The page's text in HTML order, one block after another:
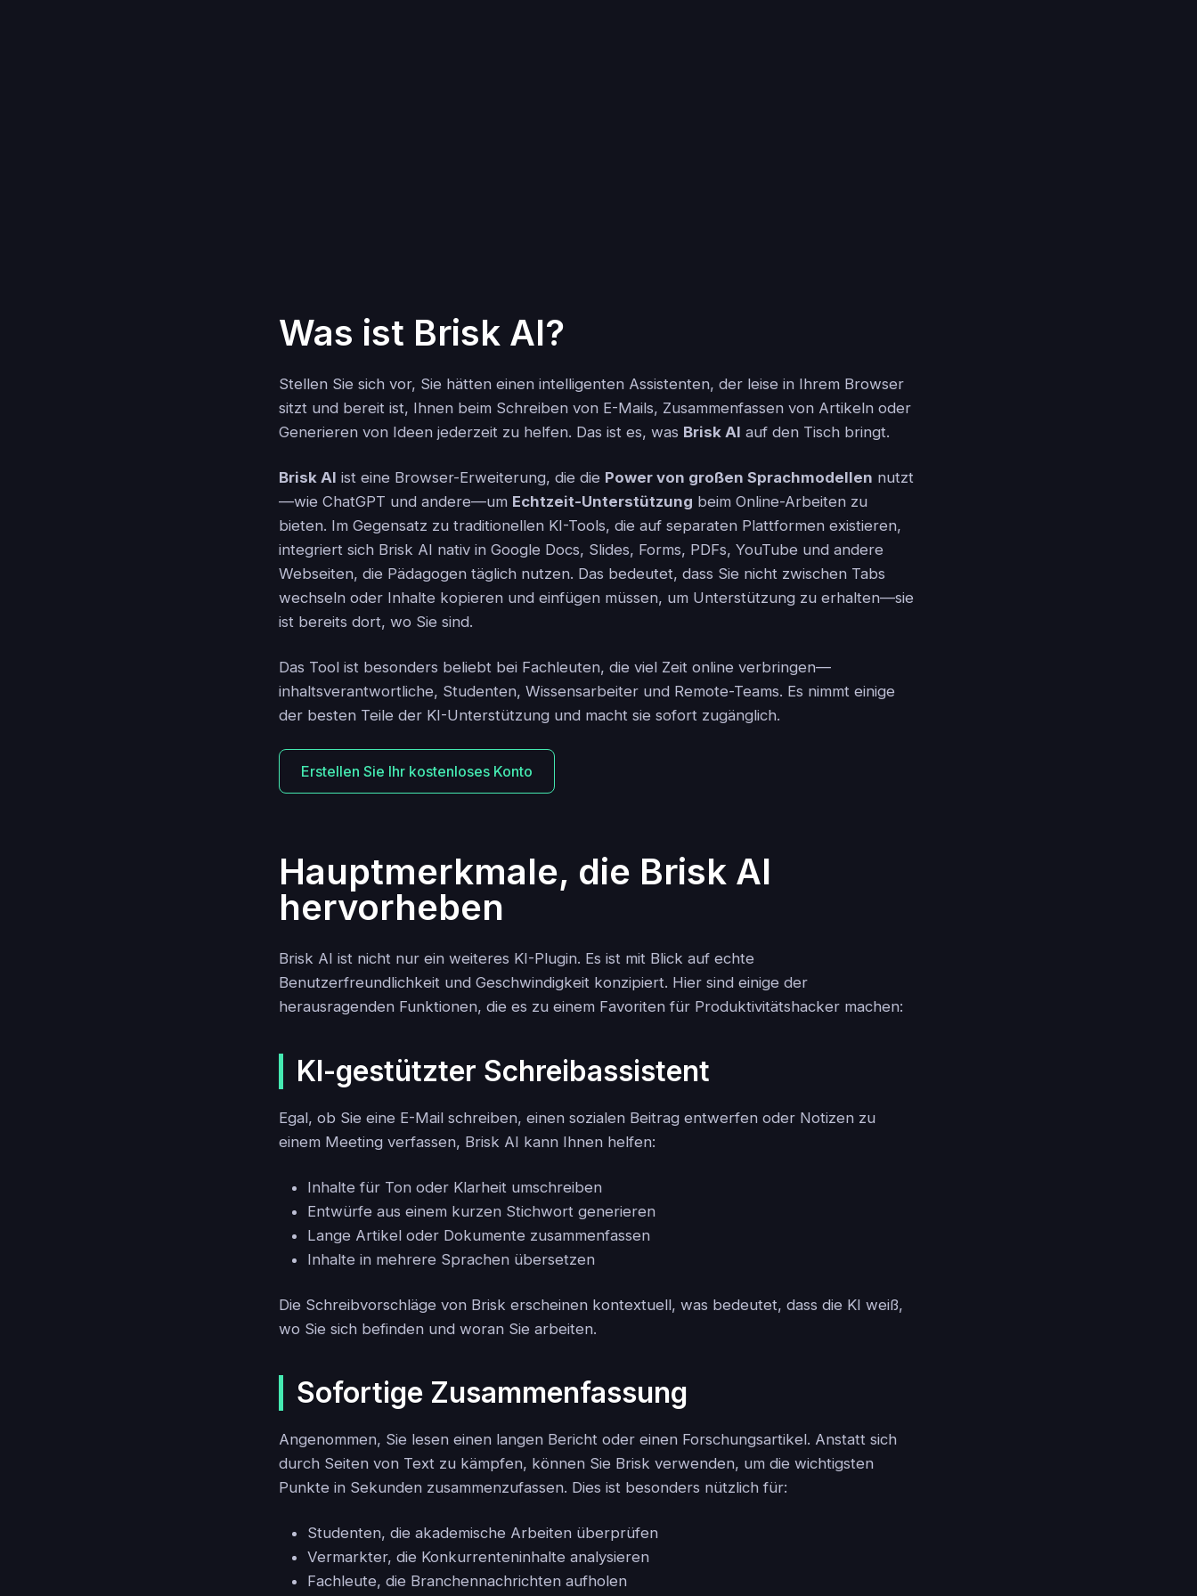
Was ist Brisk AI?
Stellen Sie sich vor, Sie hätten einen intelligenten Assistenten, der leise in Ihrem Browser
sitzt und bereit ist, Ihnen beim Schreiben von E-Mails, Zusammenfassen von Artikeln oder
Generieren von Ideen jederzeit zu helfen. Das ist es, was Brisk AI auf den Tisch bringt.
Brisk AI ist eine Browser-Erweiterung, die die Power von großen Sprachmodellen nutzt
—wie ChatGPT und andere—um Echtzeit-Unterstützung beim Online-Arbeiten zu
bieten. Im Gegensatz zu traditionellen KI-Tools, die auf separaten Plattformen existieren,
integriert sich Brisk AI nativ in Google Docs, Slides, Forms, PDFs, YouTube und andere
Webseiten, die Pädagogen täglich nutzen. Das bedeutet, dass Sie nicht zwischen Tabs
wechseln oder Inhalte kopieren und einfügen müssen, um Unterstützung zu erhalten—sie
ist bereits dort, wo Sie sind.
Das Tool ist besonders beliebt bei Fachleuten, die viel Zeit online verbringen—
inhaltsverantwortliche, Studenten, Wissensarbeiter und Remote-Teams. Es nimmt einige
der besten Teile der KI-Unterstützung und macht sie sofort zugänglich.
Erstellen Sie Ihr kostenloses Konto
Hauptmerkmale, die Brisk AI
hervorheben
Brisk AI ist nicht nur ein weiteres KI-Plugin. Es ist mit Blick auf echte
Benutzerfreundlichkeit und Geschwindigkeit konzipiert. Hier sind einige der
herausragenden Funktionen, die es zu einem Favoriten für Produktivitätshacker machen:
KI-gestützter Schreibassistent
Egal, ob Sie eine E-Mail schreiben, einen sozialen Beitrag entwerfen oder Notizen zu
einem Meeting verfassen, Brisk AI kann Ihnen helfen:
Inhalte für Ton oder Klarheit umschreiben
Entwürfe aus einem kurzen Stichwort generieren
Lange Artikel oder Dokumente zusammenfassen
Inhalte in mehrere Sprachen übersetzen
Die Schreibvorschläge von Brisk erscheinen kontextuell, was bedeutet, dass die KI weiß,
wo Sie sich befinden und woran Sie arbeiten.
Sofortige Zusammenfassung
Angenommen, Sie lesen einen langen Bericht oder einen Forschungsartikel. Anstatt sich
durch Seiten von Text zu kämpfen, können Sie Brisk verwenden, um die wichtigsten
Punkte in Sekunden zusammenzufassen. Dies ist besonders nützlich für:
Studenten, die akademische Arbeiten überprüfen
Vermarkter, die Konkurrenteninhalte analysieren
Fachleute, die Branchennachrichten aufholen